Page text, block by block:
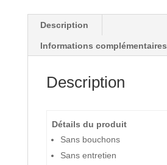
Description
Informations complémentaires
Description
Détails du produit
Sans bouchons
Sans entretien